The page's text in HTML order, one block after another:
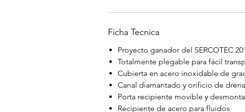
Ficha Tecnica
Proyecto ganador del SERCOTEC
Totalmente plegable para fácil
Cubierta en acero inoxidable de
Canal diamantado y orificio de
Porta recipiente movible y
Recipiente de acero para fluidos